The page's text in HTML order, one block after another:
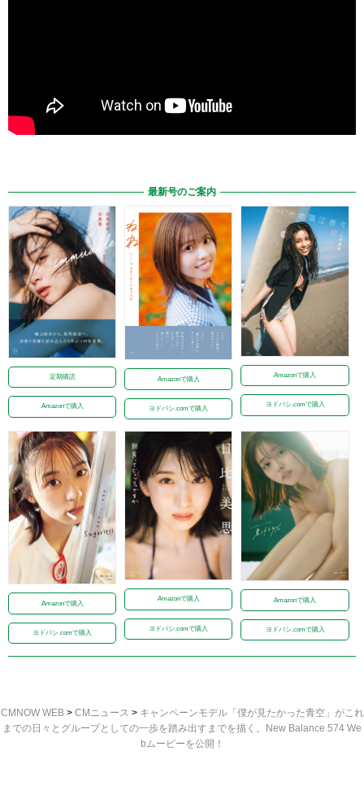
最新号のご案内
定期購読
Amazonで購入
Amazonで購入
ヨドバシ.comで購入
Amazonで購入
ヨドバシ.comで購入
Amazonで購入
ヨドバシ.comで購入
Amazonで購入
ヨドバシ.comで購入
Amazonで購入
ヨドバシ.comで購入
CMNOW WEB> CMニュース > キャンペーンモデル「僕が見たかった青空」がこれ
までの日々とグループとしての一歩を踏み出すまでを描く。New Balance 574 We
bムービーを公開！